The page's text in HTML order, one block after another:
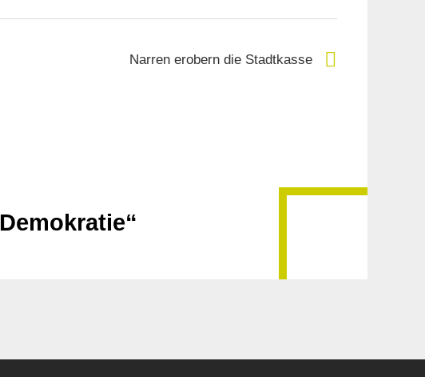
Narren erobern die Stadtkasse